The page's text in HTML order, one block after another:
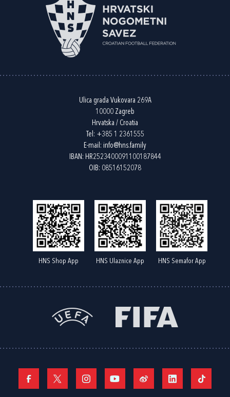
Ulica grada Vukovara 269A
10000 Zagreb
Hrvatska / Croatia
Tel: +385 1 2361555
E-mail: info@hns.family
IBAN: HR2523400091100187844
OIB: 08516152078
HNS Shop App HNS Ulaznice App HNS Semafor App